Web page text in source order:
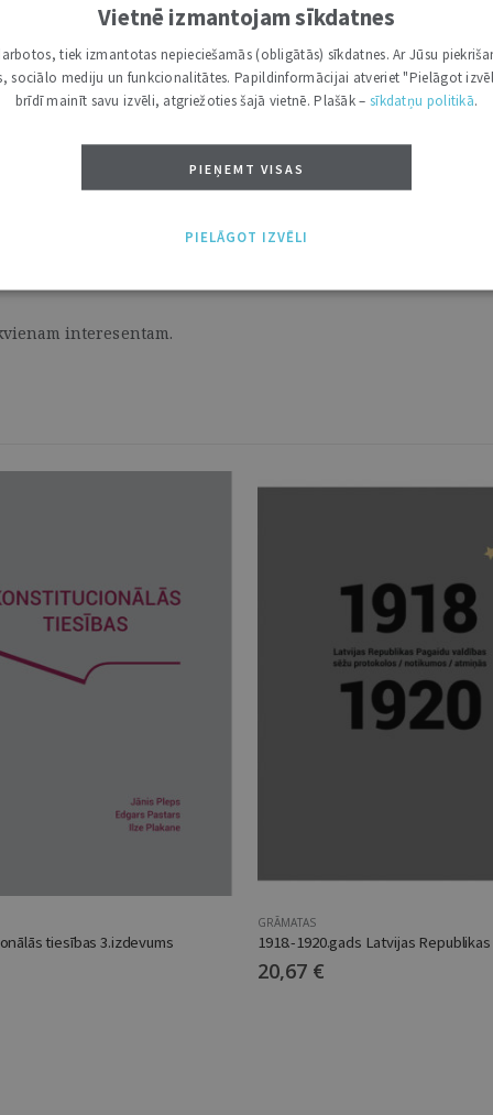
tiesneša Egila Levita publicistika latviešu valodā.
rakstiem, runām un intervijām, tādējādi atklājot gan
saprotami analizē daudzus ar Latvijas neatkarības
analīzē. Izdevums atklāj tiklab Egila Levita
politiskā un morālā argumentācija par Latvijas valsts
pārvaldību.
atdzimšanas (1985 – 1991) līdz pastāvēšanai (2011 – 2018)
interesentam.
tiesības 3.izdevums
GRĀMATAS
20,67 €
Vietnē izmantojam sīkdatnes
tiek izmantotas nepieciešamās (obligātās) sīkdatnes. Ar Jūsu
sociālo mediju un funkcionalitātes. Papildinformācijai atveriet "Pielāgot
brīdī mainīt savu izvēli, atgriežoties šajā vietnē. Plašāk – sīkdatņu politikā.
PIEŅEMT VISAS
PIELĀGOT IZVĒLI